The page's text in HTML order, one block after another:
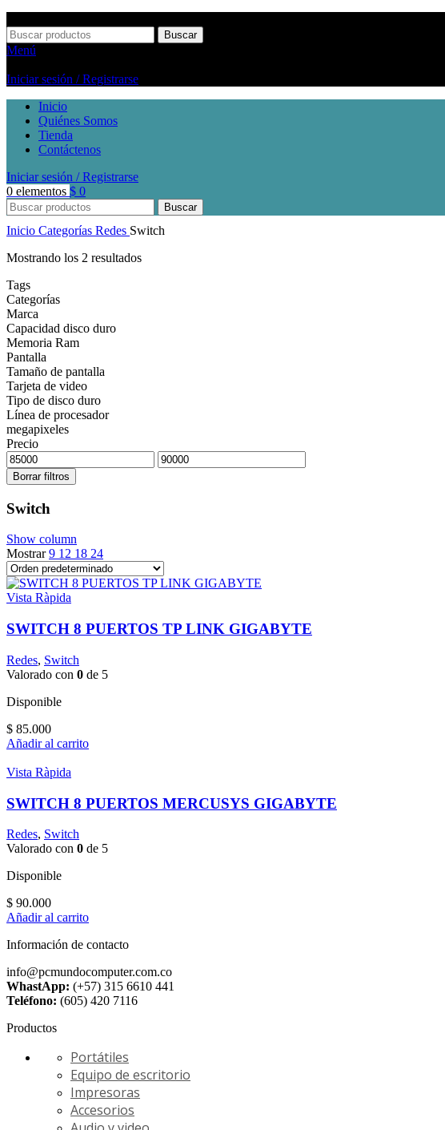
Buscar
Menú
Iniciar sesión / Registrarse
Inicio
Quiénes Somos
Tienda
Contáctenos
Iniciar sesión / Registrarse
0 elementos $ 0
Buscar
Inicio Categorías Redes Switch
Mostrando los 2 resultados
Tags
Categorías
Marca
Capacidad disco duro
Memoria Ram
Pantalla
Tamaño de pantalla
Tarjeta de video
Tipo de disco duro
Línea de procesador
megapixeles
Precio
Borrar filtros
Switch
Show column
Mostrar9 12 18 24
Vista Ràpida
SWITCH 8 PUERTOS TP LINK GIGABYTE
Redes, Switch
Valorado con 0 de 5
Disponible
$ 85.000
Añadir al carrito
Vista Ràpida
SWITCH 8 PUERTOS MERCUSYS GIGABYTE
Redes, Switch
Valorado con 0 de 5
Disponible
$ 90.000
Añadir al carrito
Información de contacto
info@pcmundocomputer.com.co
WhastApp: (+57) 315 6610 441
Teléfono: (605) 420 7116
Productos
Portátiles
Equipo de escritorio
Impresoras
Accesorios